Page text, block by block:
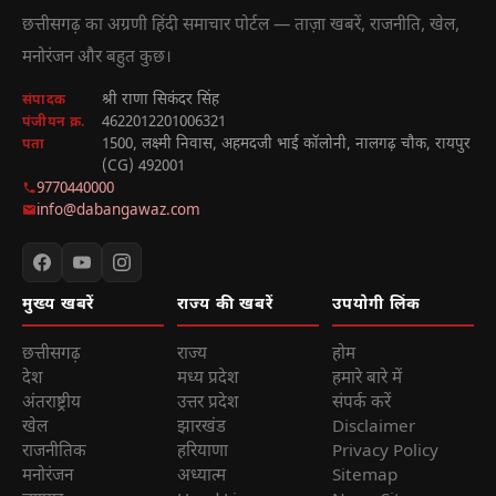
छत्तीसगढ़ का अग्रणी हिंदी समाचार पोर्टल — ताज़ा खबरें, राजनीति, खेल,
मनोरंजन और बहुत कुछ।
संपादक श्री राणा सिकंदर सिंह
पंजीयन क्र. 4622012201006321
पता
1500, लक्ष्मी निवास, अहमदजी भाई कॉलोनी, नालगढ़ चौक, रायपुर
(CG) 492001
9770440000
info@dabangawaz.com
मुख्य खबरें
छत्तीसगढ़
देश
अंतराष्ट्रीय
खेल
राजनीतिक
मनोरंजन
राज्य की खबरें
राज्य
मध्य प्रदेश
उत्तर प्रदेश
झारखंड
हरियाणा
अध्यात्म
उपयोगी लिंक
होम
हमारे बारे में
संपर्क करें
Disclaimer
Privacy Policy
Sitemap